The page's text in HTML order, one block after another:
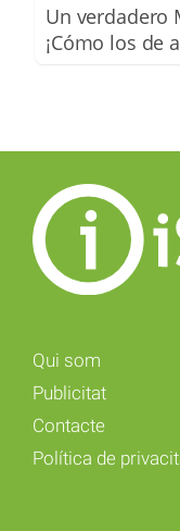
Un verdadero
¡Cómo los de
Qui som
Publicitat
Contacte
Política de